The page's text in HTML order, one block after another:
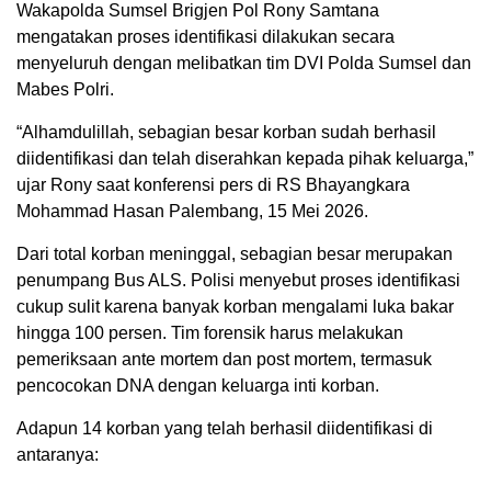
Wakapolda Sumsel Brigjen Pol Rony Samtana
mengatakan proses identifikasi dilakukan secara
menyeluruh dengan melibatkan tim DVI Polda Sumsel dan
Mabes Polri.
“Alhamdulillah, sebagian besar korban sudah berhasil
diidentifikasi dan telah diserahkan kepada pihak keluarga,”
ujar Rony saat konferensi pers di RS Bhayangkara
Mohammad Hasan Palembang, 15 Mei 2026.
Dari total korban meninggal, sebagian besar merupakan
penumpang Bus ALS. Polisi menyebut proses identifikasi
cukup sulit karena banyak korban mengalami luka bakar
hingga 100 persen. Tim forensik harus melakukan
pemeriksaan ante mortem dan post mortem, termasuk
pencocokan DNA dengan keluarga inti korban.
Adapun 14 korban yang telah berhasil diidentifikasi di
antaranya: